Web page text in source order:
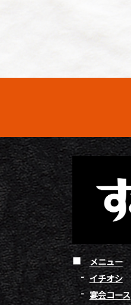
メニュー
イチオシ
宴会コース